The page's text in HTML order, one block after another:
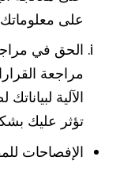
على
الحق في
مراجعة
الآلية
تؤثر عليك
الإفصاحات